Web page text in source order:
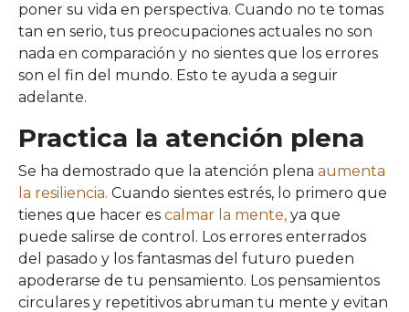
poner su vida en perspectiva. Cuando no te tomas
tan en serio, tus preocupaciones actuales no son
nada en comparación y no sientes que los errores
son el fin del mundo. Esto te ayuda a seguir
adelante.
Practica la atención plena
Se ha demostrado que la atención plena aumenta
la resiliencia. Cuando sientes estrés, lo primero que
tienes que hacer es calmar la mente, ya que
puede salirse de control. Los errores enterrados
del pasado y los fantasmas del futuro pueden
apoderarse de tu pensamiento. Los pensamientos
circulares y repetitivos abruman tu mente y evitan